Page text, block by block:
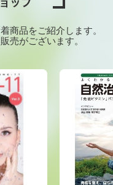
商品をご紹介します。
売がございます。